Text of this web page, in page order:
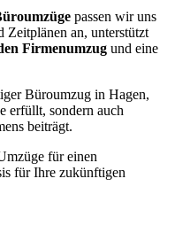
passen wir uns
an, unterstützt
Firmenumzug und eine
Büroumzug in Hagen,
erfüllt, sondern auch
beiträgt.
für einen
für Ihre zukünftigen